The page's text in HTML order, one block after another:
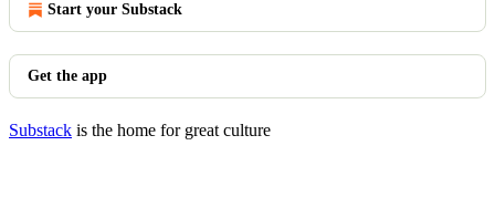
Start your Substack
Get the app
Substack is the home for great culture